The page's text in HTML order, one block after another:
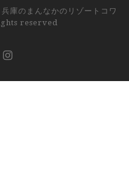
庫のまんなかのリゾートコワ
reserved